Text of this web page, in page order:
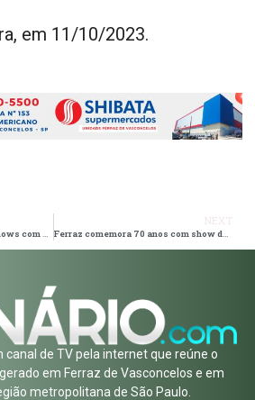
em 11/10/2023.
40ª Festa da Uva Fina abre shows com Zé Neto e Cristiano Ferraz comemora 70 anos com show de Maiara e Maraisa e Desfile Cívico
canal de TV pela internet que reúne o
em Ferraz de Vasconcelos e em
metropolitana de São Paulo.